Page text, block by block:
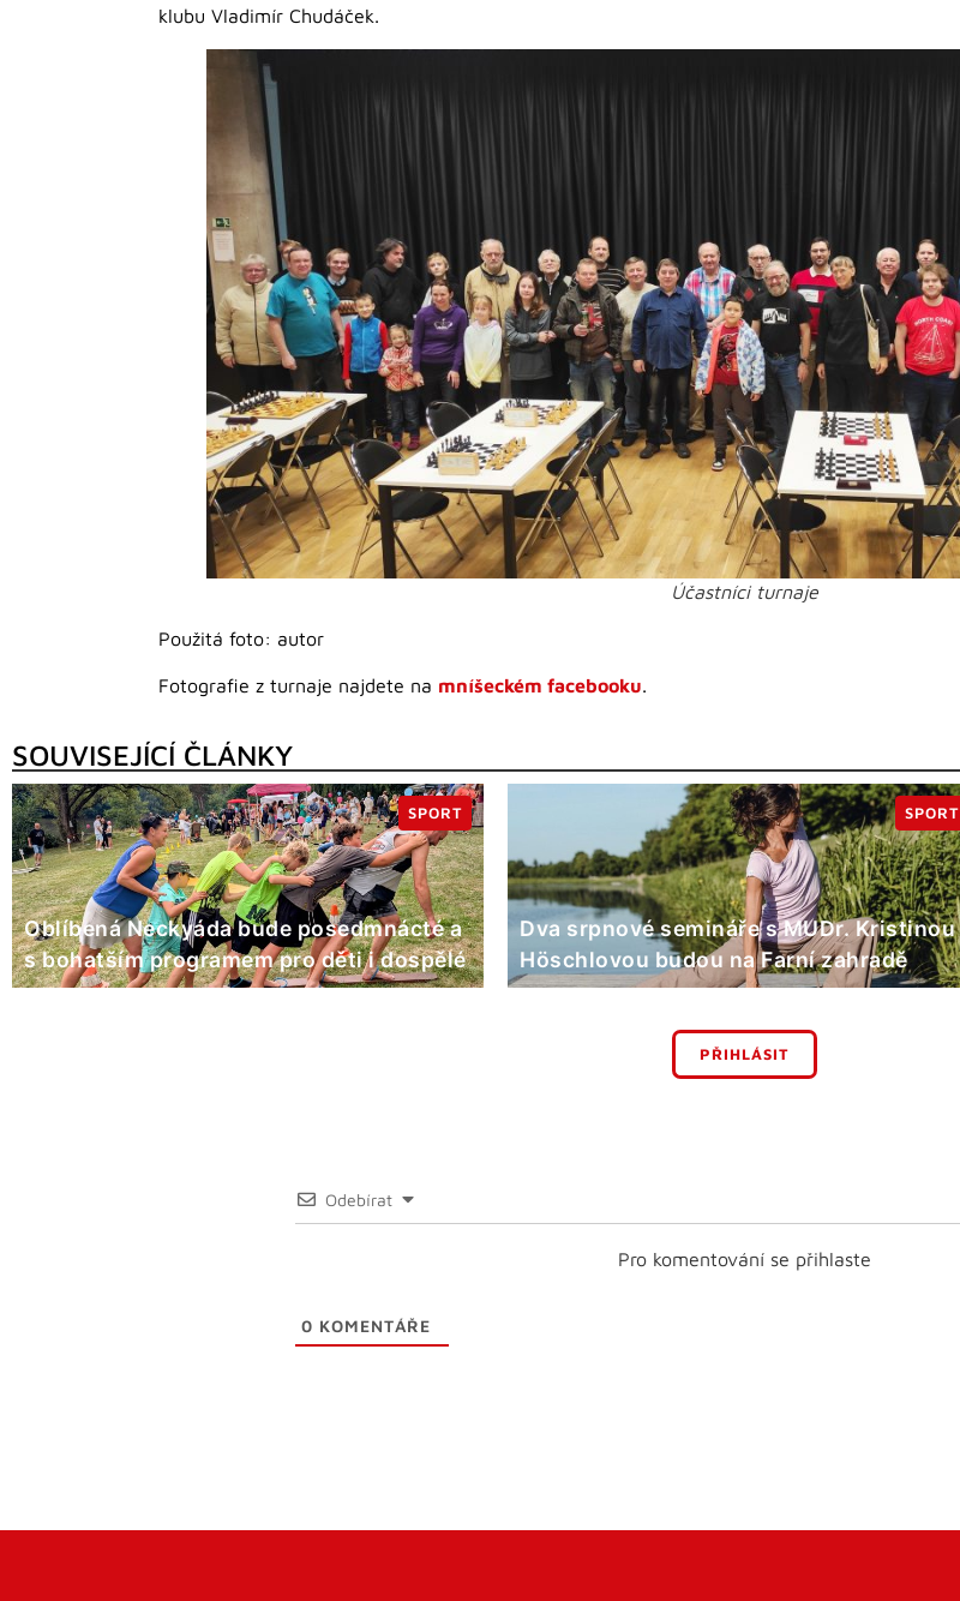
klubu Vladimír Chudáček.
Účastníci turnaje
Použitá foto: autor
Fotografie z turnaje najdete na mníšeckém facebooku.
SOUVISEJÍCÍ ČLÁNKY
Oblíbená Neckyáda bude posedmnácté a
s bohatším programem pro děti i dospělé
SPORT
Dva srpnové semináře s MUDr. Kristinou
Höschlovou budou na Farní zahradě
SPORT
PŘIHLÁSIT
Odebírat
Pro komentování se přihlaste
0 KOMENTÁŘE